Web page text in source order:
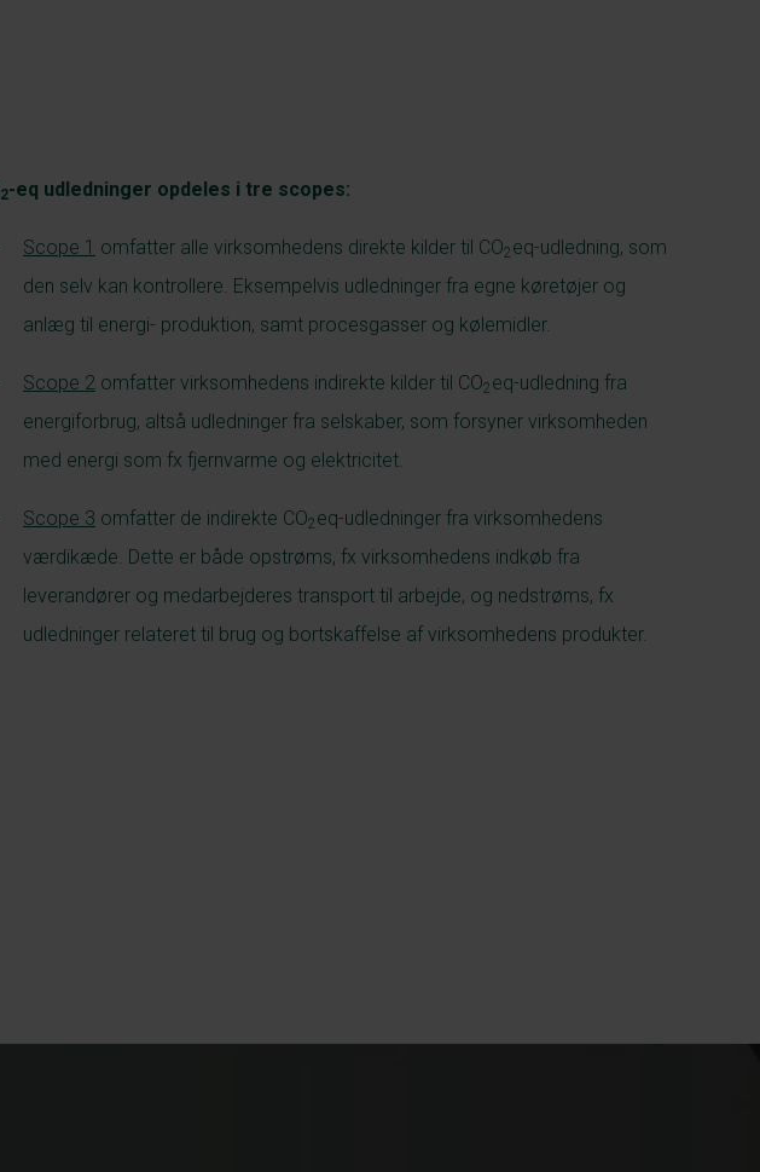
2-eq udledninger opdeles i tre scopes:
Scope 1 omfatter alle virksomhedens direkte kilder til CO2 eq-udledning, som
den selv kan kontrollere. Eksempelvis udledninger fra egne køretøjer og
anlæg til energi- produktion, samt procesgasser og kølemidler.
Scope 2 omfatter virksomhedens indirekte kilder til CO2 eq-udledning fra
energiforbrug, altså udledninger fra selskaber, som forsyner virksomheden
med energi som fx fjernvarme og elektricitet.
Scope 3 omfatter de indirekte CO2 eq-udledninger fra virksomhedens
værdikæde. Dette er både opstrøms, fx virksomhedens indkøb fra
leverandører og medarbejderes transport til arbejde, og nedstrøms, fx
udledninger relateret til brug og bortskaffelse af virksomhedens produkter.